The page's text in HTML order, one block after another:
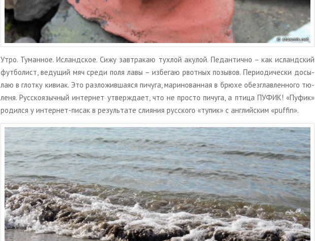
Утро. Ту­ман­ное. Ис­ланд­ское. Сижу зав­тра­каю тух­лой аку­лой. Пе­дан­тич­но – как ис­ланд­ский
фут­бо­лист, ве­ду­щий мяч среди поля лавы – из­бе­гаю рвот­ных по­зы­вов. Пе­ри­о­ди­че­ски до­сы­
лаю в глот­ку ки­виак. Это раз­ло­жив­ша­я­ся пи­чу­га, ма­ри­но­ван­ная в брюхе обез­глав­лен­но­го тю­
ле­ня. Рус­ско­языч­ный ин­тер­нет утвер­жда­ет, что не про­сто пи­чу­га, а птица ПУФИК! «Пуфик»
ро­дил­ся у ин­тер­нет-писак в ре­зуль­та­те сли­я­ния рус­ско­го «тупик» с ан­глий­ским «puffin».